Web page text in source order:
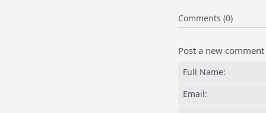
Comments (0)
Post a new comment
Full Name:
Email: